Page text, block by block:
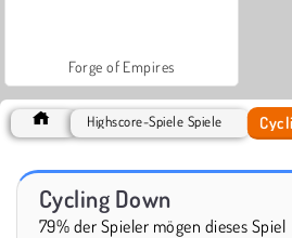
Forge of Empires
Highscore-Spiele Spiele
Cycling Down
79% der Spieler mögen dieses Spiel